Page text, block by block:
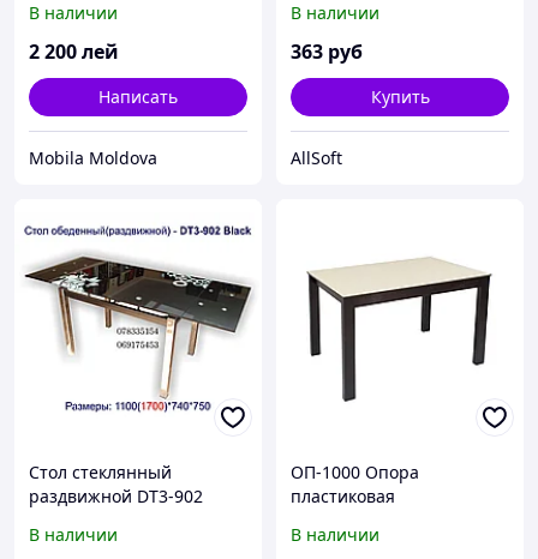
В наличии
2 200лей
Написать
Mobila Moldova
д/м, IP20, ширина
подложки 10мм, красный
В наличии
363 руб
Купить
AllSoft
Стол стеклянный
раздвижной DT3-902
В наличии
ОП-1000 Опора
пластиковая
В наличии